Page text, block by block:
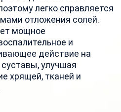
легко справляется
отложения солей.
мощное
и
действие на
улучшая
хрящей, тканей и